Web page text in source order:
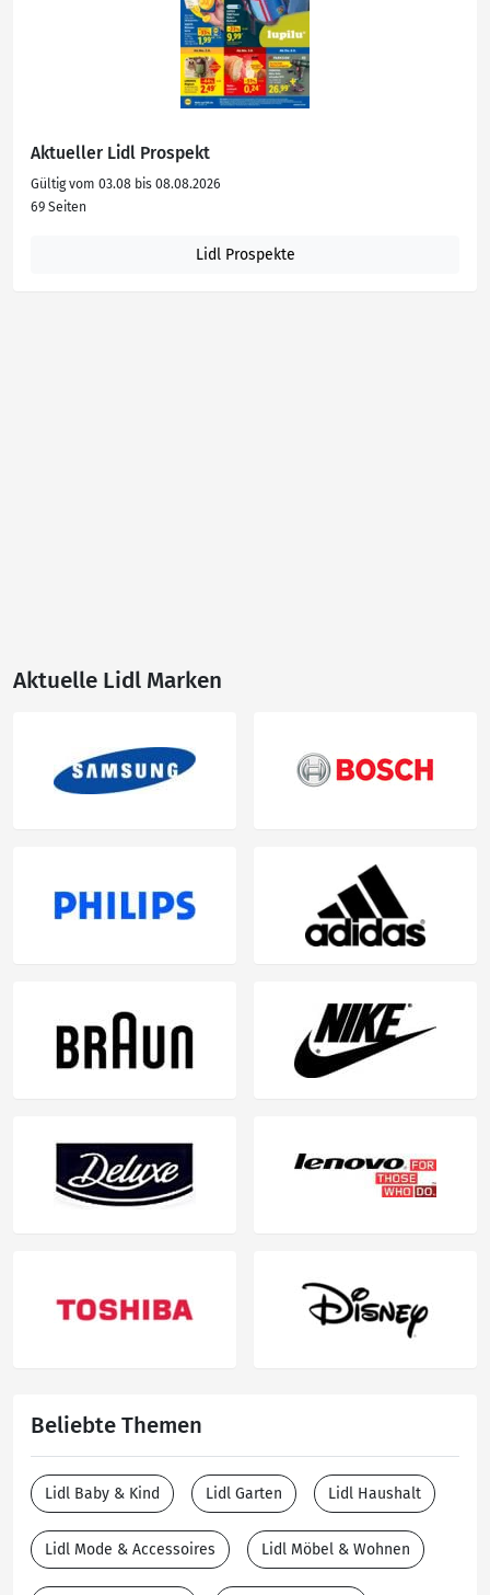
Aktueller Lidl Prospekt
Gültig vom 03.08 bis 08.08.2026
69 Seiten
Lidl Prospekte
Aktuelle Lidl Marken
Beliebte Themen
Lidl Baby & Kind Lidl Garten Lidl Haushalt
Lidl Mode & Accessoires Lidl Möbel & Wohnen